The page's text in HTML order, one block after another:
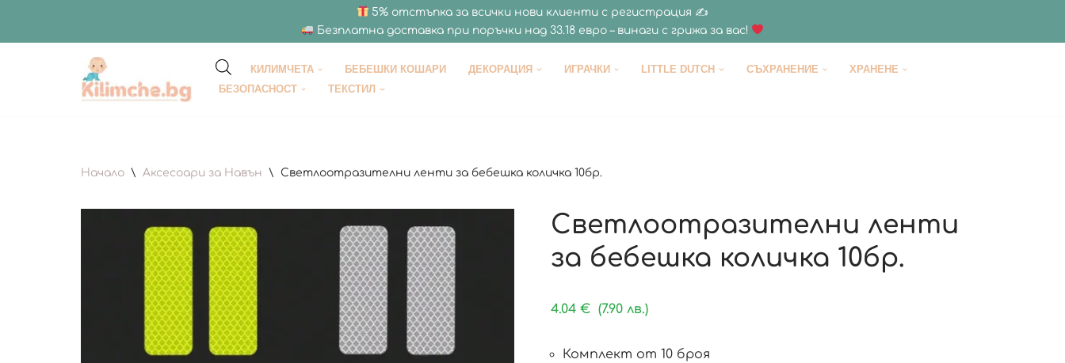
5% отстъпка за всички нови клиенти с регистрация ✍
Безплатна доставка при поръчки над 33.18 евро – винаги с грижа за вас!
Продължете
КИЛИМЧЕТА БЕБЕШКИ КОШАРИ ДЕКОРАЦИЯ ИГРАЧКИ LITTLE DUTCH СЪХРАНЕНИЕ
ХРАНЕНЕ
БЕЗОПАСНОСТ
ТЕКСТИЛ
Начало \ Аксесоари за Навън \ Светлоотразителни ленти за бебешка количка 10бр.
Светлоотразителни ленти
за бебешка количка 10бр.
4.04 € (7.90 лв.)
Комплект от 10 броя